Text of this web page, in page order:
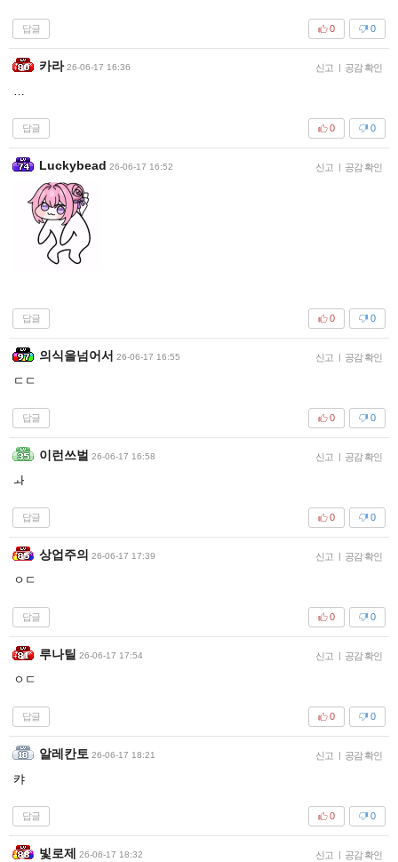
답글 0
0
카라 26-06-17 16:36 신고 | 공감 확인
답글 0
0
Luckybead 26-06-17 16:52 신고 | 공감 확인
답글 0
0
의식을넘어서 26-06-17 16:55 신고 | 공감 확인
ㄷㄷ
답글 0
0
이런쓰벌 26-06-17 16:58 신고 | 공감 확인
ㅘ
답글 0
0
상업주의 26-06-17 17:39 신고 | 공감 확인
ㅇㄷ
답글 0
0
루나틸 26-06-17 17:54 신고 | 공감 확인
ㅇㄷ
답글 0
0
알레칸토 26-06-17 18:21 신고 | 공감 확인
캬
답글 0
0
빛로제 26-06-17 18:32 신고 | 공감 확인